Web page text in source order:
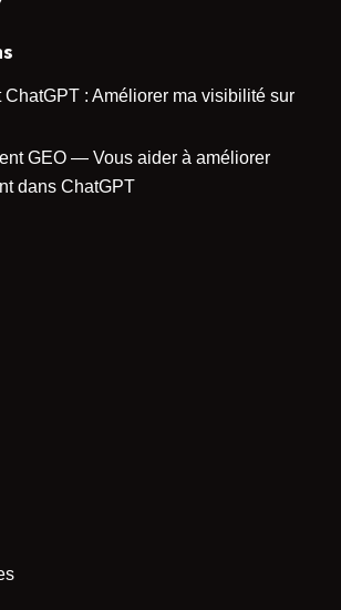
ChatGPT : Améliorer ma visibilité sur
GEO — Vous aider à améliorer
dans ChatGPT